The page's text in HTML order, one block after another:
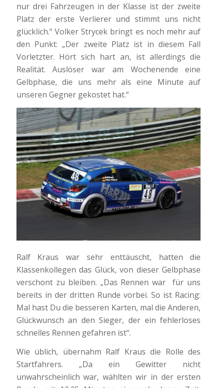
nur drei Fahrzeugen in der Klasse ist der zweite
Platz der erste Verlierer und stimmt uns nicht
glücklich.“ Volker Strycek bringt es noch mehr auf
den Punkt: „Der zweite Platz ist in diesem Fall
Vorletzter. Hört sich hart an, ist allerdings die
Realität. Auslöser war am Wochenende eine
Gelbphase, die uns mehr als eine Minute auf
unseren Gegner gekostet hat.“
Ralf Kraus war sehr enttäuscht, hatten die
Klassenkollegen das Glück, von dieser Gelbphase
verschont zu bleiben. „Das Rennen war für uns
bereits in der dritten Runde vorbei. So ist Racing:
Mal hast Du die besseren Karten, mal die Anderen,
Glückwunsch an den Sieger, der ein fehlerloses
schnelles Rennen gefahren ist“.
Wie üblich, übernahm Ralf Kraus die Rolle des
Startfahrers. „Da ein Gewitter nicht
unwahrscheinlich war, wählten wir in der ersten